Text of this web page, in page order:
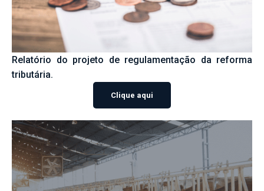
Relatório do projeto de regulamentação da reforma
tributária.
Clique aqui